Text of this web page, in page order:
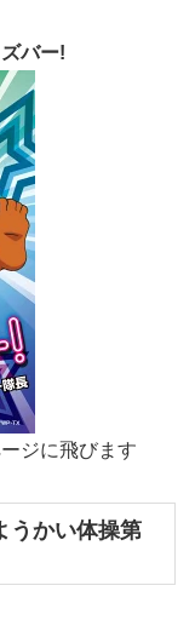
バー!
ジに飛びます
うかい体操第